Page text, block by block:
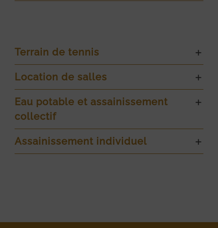
Terrain de tennis
Location de salles
Eau potable et assainissement
collectif
Assainissement individuel